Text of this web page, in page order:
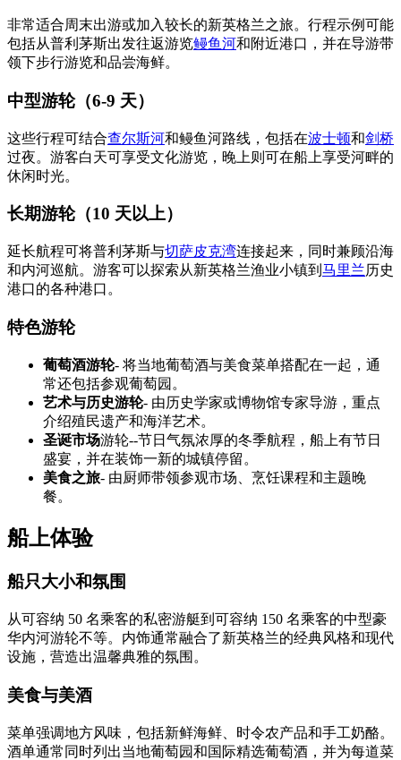
非常适合周末出游或加入较长的新英格兰之旅。行程示例可能
包括从普利茅斯出发往返游览鳗鱼河和附近港口，并在导游带
领下步行游览和品尝海鲜。
中型游轮（6-9 天）
这些行程可结合查尔斯河和鳗鱼河路线，包括在波士顿和剑桥
过夜。游客白天可享受文化游览，晚上则可在船上享受河畔的
休闲时光。
长期游轮（10 天以上）
延长航程可将普利茅斯与切萨皮克湾连接起来，同时兼顾沿海
和内河巡航。游客可以探索从新英格兰渔业小镇到 马里兰历史
港口的各种港口。
特色游轮
葡萄酒游轮- 将当地葡萄酒与美食菜单搭配在一起，通
常还包括参观葡萄园。
艺术与历史游轮- 由历史学家或博物馆专家导游，重点
介绍殖民遗产和海洋艺术。
圣诞市场游轮--节日气氛浓厚的冬季航程，船上有节日
盛宴，并在装饰一新的城镇停留。
美食之旅- 由厨师带领参观市场、烹饪课程和主题晚
餐。
船上体验
船只大小和氛围
从可容纳 50 名乘客的私密游艇到可容纳 150 名乘客的中型豪
华内河游轮不等。内饰通常融合了新英格兰的经典风格和现代
设施，营造出温馨典雅的氛围。
美食与美酒
菜单强调地方风味，包括新鲜海鲜、时令农产品和手工奶酪。
酒单通常同时列出当地葡萄园和国际精选葡萄酒，并为每道菜